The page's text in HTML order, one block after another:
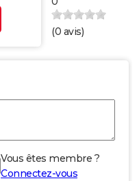
(0 avis)
Vous êtes membre ?
Connectez-vous